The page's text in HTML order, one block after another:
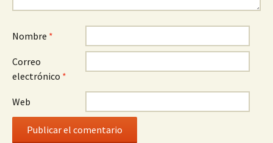
Nombre *
Correo
electrónico *
Web